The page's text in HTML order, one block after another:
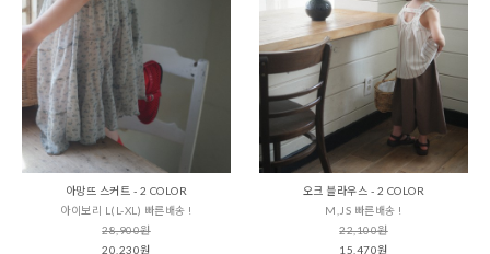
아망뜨 스커트 - 2 COLOR
아이보리 L(L-XL) 빠른배송 !
28,900원
20,230원
오크 블라우스 - 2 COLOR
M,JS 빠른배송 !
22,100원
15,470원